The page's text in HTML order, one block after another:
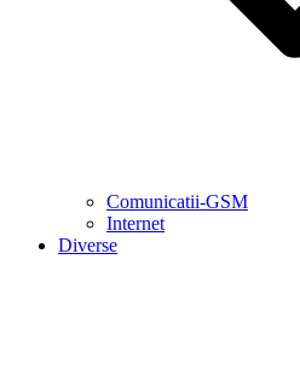
Comunicatii-GSM
Internet
Diverse